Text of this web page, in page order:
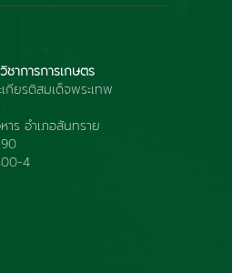
ชาการการเกษตร
กียรติสมเด็จพระเทพ
ร อำเภอสันทราย
4